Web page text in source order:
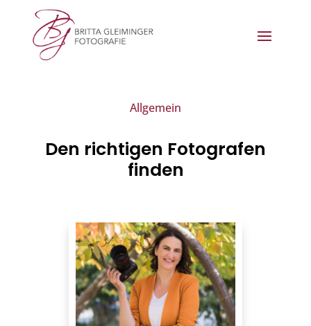
Allgemein
Den richtigen Fotografen
finden